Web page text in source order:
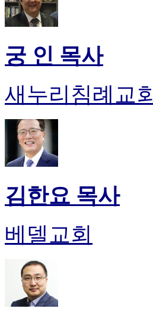
궁 인 목사
새누리침례교회
김한요 목사
베델교회